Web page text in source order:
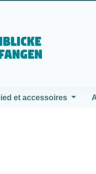
et accessoires